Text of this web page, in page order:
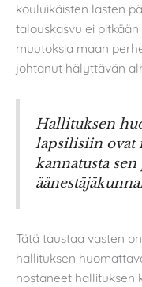
kouluikäisten lasten
talouskasvu ei
muutoksia maan
johtanut hälyttävän
Hallituksen
lapsilisiin ovat
kannatusta
Tätä taustaa vasten
hallituksen
nostaneet hallituksen